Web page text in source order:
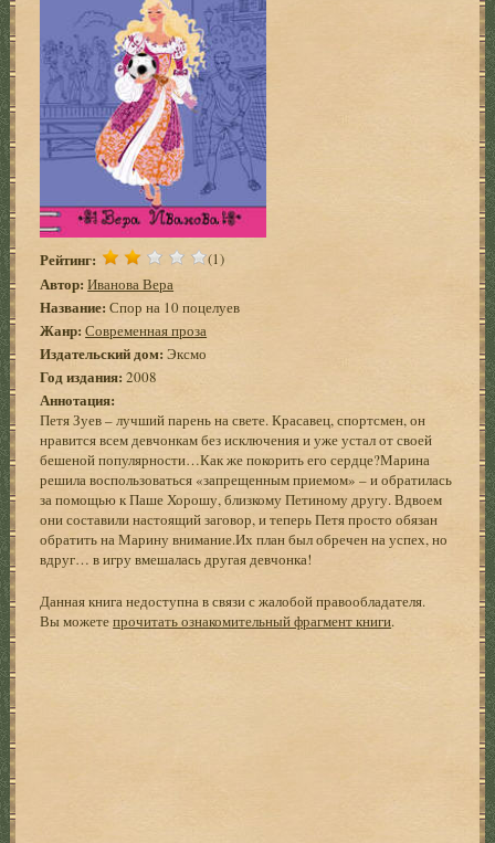
Рейтинг: (1)
Автор: Иванова Вера
Название: Спор на 10 поцелуев
Жанр: Современная проза
Издательский дом: Эксмо
Год издания: 2008
Аннотация:
Петя Зуев – лучший парень на свете. Красавец, спортсмен, он
нравится всем девчонкам без исключения и уже устал от своей
бешеной популярности…Как же покорить его сердце?Марина
решила воспользоваться «запрещенным приемом» – и обратилась
за помощью к Паше Хорошу, близкому Петиному другу. Вдвоем
они составили настоящий заговор, и теперь Петя просто обязан
обратить на Марину внимание.Их план был обречен на успех, но
вдруг… в игру вмешалась другая девчонка!
Данная книга недоступна в связи с жалобой правообладателя.
Вы можетепрочитать ознакомительный фрагмент книги.